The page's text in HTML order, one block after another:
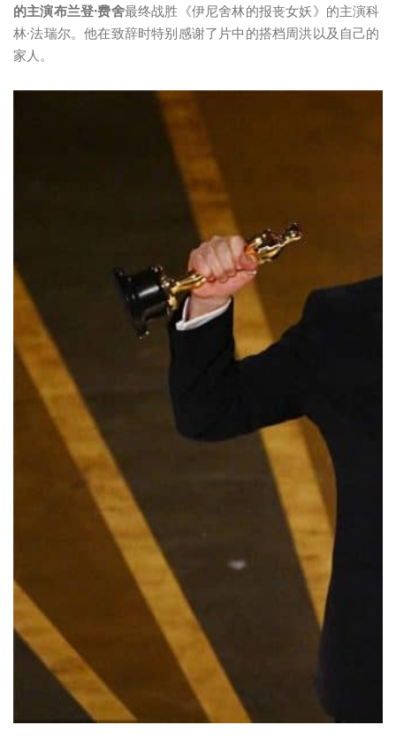
的主演布兰登·费舍最终战胜《伊尼舍林的报丧女妖》的主演科
林·法瑞尔。他在致辞时特别感谢了片中的搭档周洪以及自己的
家人。